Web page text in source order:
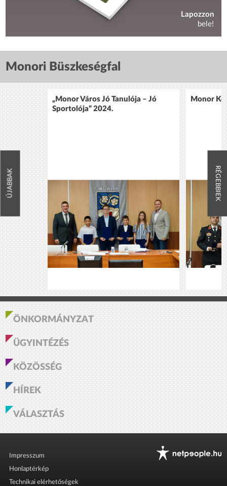
Lapozzon
bele!
Monori Büszkeségfal
ÚJABBAK
„Monor Város Jó Tanulója – Jó
Sportolója” 2024.
Monor
RÉGEBBIEK
ÖNKORMÁNYZAT
ÜGYINTÉZÉS
KÖZÖSSÉG
HÍREK
VÁLASZTÁS
Impresszum
Honlaptérkép
Technikai elérhetőségek